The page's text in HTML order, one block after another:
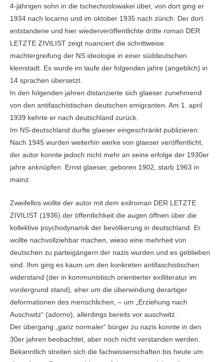
4-jährigen sohn in die tschechoslowakei über, von dort ging er
1934 nach locarno und im oktober 1935 nach zürich. Der dort
entstandene und hier wiederveröffentlichte dritte roman DER
LETZTE ZIVILIST zeigt nuanciert die schrittweise
machtergreifung der NS ideologie in einer süddeutschen
kleinstadt. Es wurde im laufe der folgenden jahre (angeblich) in
14 sprachen übersetzt.
In den folgenden jahren distanzierte sich glaeser zunehmend
von den antifaschistischen deutschen emigranten. Am 1. april
1939 kehrte er nach deutschland zurück.
Im NS-deutschland durfte glaeser eingeschränkt publizieren.
Nach 1945 wurden weiterhin werke von glaeser veröffentlicht,
der autor konnte jedoch nicht mehr an seine erfolge der 1930er
jahre anknüpfen. Ernst glaeser, geboren 1902, starb 1963 in
mainz.
Zweifellos wollte der autor mit dem exilroman DER LETZTE
ZIVILIST (1936) der öffentlichkeit die augen öffnen über die
kollektive psychodynamik der bevölkerung in deutschland. Er
wollte nachvollziehbar machen, wieso eine mehrheit von
deutschen zu parteigängern der nazis wurden und es geblieben
sind. Ihm ging es kaum um den konkreten antifaschistischen
widerstand (der in kommunistisch orientierter exilliteratur im
vordergrund stand), eher um die überwindung derartiger
deformationen des menschlichen, – um „Erziehung nach
Auschwitz“ (adorno), allerdings bereits vor auschwitz.
Der übergang „ganz normaler“ bürger zu nazis konnte in den
30er jahren beobachtet, aber noch nicht verstanden werden.
Bekanntlich streiten sich die fachwissenschaften bis heute um